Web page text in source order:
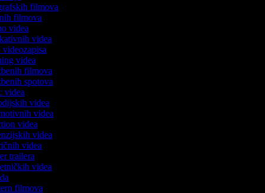
filmova
filmova
videa
videa
videozapisa
videa
filmova
spotova
videa
videa
videa
videa
videa
videa
trailera
videa
filmova